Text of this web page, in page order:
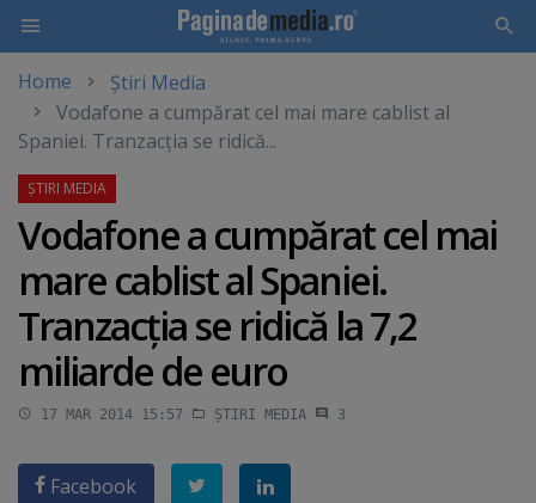
main
content
Home
Știri Media
Vodafone a cumpărat cel mai mare cablist al
Spaniei. Tranzacţia se ridică...
Vodafone a cumpărat cel mai
mare cablist al Spaniei.
Tranzacţia se ridică la 7,2
miliarde de euro
17 MAR 2014 15:57 ȘTIRI MEDIA 3
Facebook